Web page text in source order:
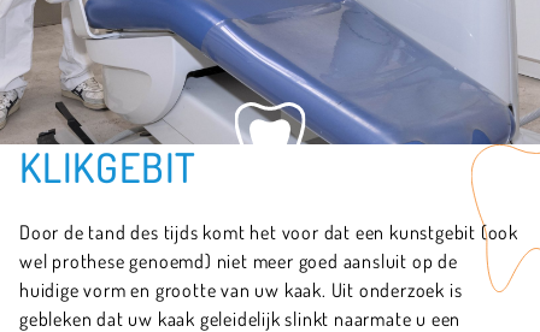
KLIKGEBIT
Door de tand des tijds komt het voor dat een kunstgebit (ook
wel prothese genoemd) niet meer goed aansluit op de
huidige vorm en grootte van uw kaak. Uit onderzoek is
gebleken dat uw kaak geleidelijk slinkt naarmate u een